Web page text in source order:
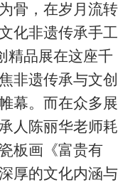
骨，在岁月流转
化非遗传承手工
精品展在这座千
非遗传承与文创
幕。而在众多展
人陈丽华老师耗
板画《富贵有
厚的文化内涵与